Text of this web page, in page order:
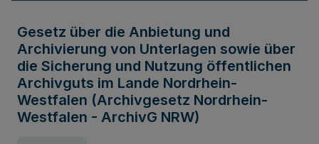
Gesetz über die Anbietung und
Archivierung von Unterlagen sowie über
die Sicherung und Nutzung öffentlichen
Archivguts im Lande Nordrhein-
Westfalen (Archivgesetz Nordrhein-
Westfalen - ArchivG NRW)